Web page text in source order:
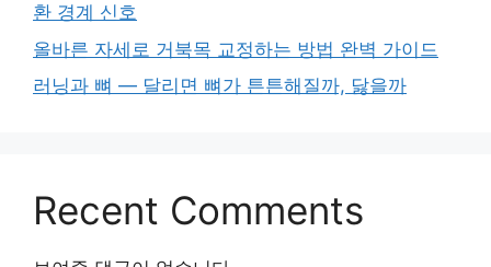
환 경계 신호
올바른 자세로 거북목 교정하는 방법 완벽 가이드
러닝과 뼈 — 달리면 뼈가 튼튼해질까, 닳을까
Recent Comments